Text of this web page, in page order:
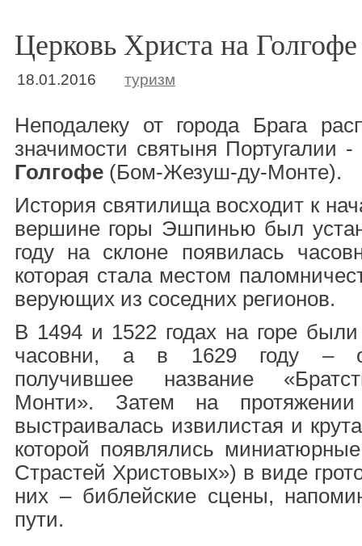
Церковь Христа на
18.01.2016 туризм
Неподалеку от города Брага
значимости святыня Португалии -
Голгофе (Бом-Жезуш-ду-Монте).
История святилища восходит к
вершине горы Эшпинью был
году на склоне появилась
которая стала местом
верующих из соседних регионов.
В 1494 и 1522 годах на горе
часовни, а в 1629 году –
получившее название
Монти». Затем на
выстраивалась извилистая и
которой появлялись
Страстей Христовых») в виде
них – библейские сцены,
пути.